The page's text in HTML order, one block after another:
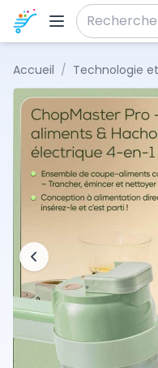
Aller au contenu
Recherche
Accueil / Technologie